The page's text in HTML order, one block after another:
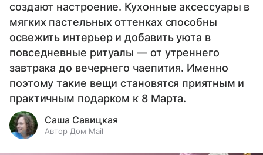
создают настроение. Кухонные аксессуары в
мягких пастельных оттенках способны
освежить интерьер и добавить уюта в
повседневные ритуалы — от утреннего
завтрака до вечернего чаепития. Именно
поэтому такие вещи становятся приятным и
практичным подарком к 8 Марта.
Саша Савицкая
Автор Дом Mail